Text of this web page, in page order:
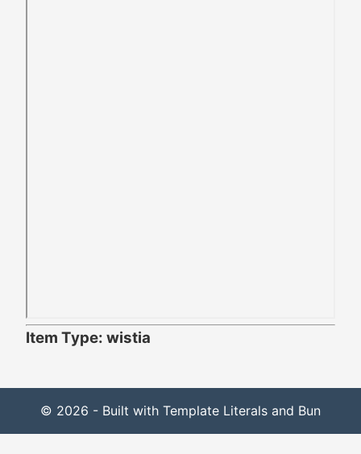
Item Type: wistia
© 2026 - Built with Template Literals and Bun